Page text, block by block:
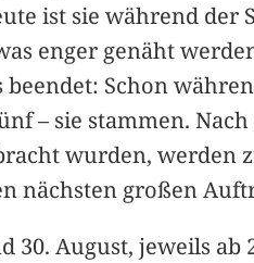
ist sie während der
enger genäht
Schon
– sie stammen.
wurden, werden
nächsten großen
30. August, jeweils